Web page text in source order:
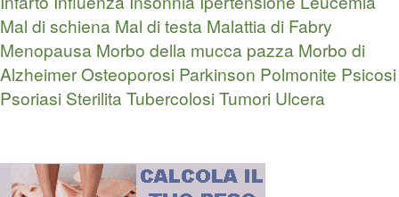
Mal di schiena Mal di testa Malattia di Fabry
Menopausa Morbo della mucca pazza Morbo di
AlzheimerOsteoporosi Parkinson Polmonite Psicosi
Psoriasi SterilitaTubercolosiTumori Ulcera